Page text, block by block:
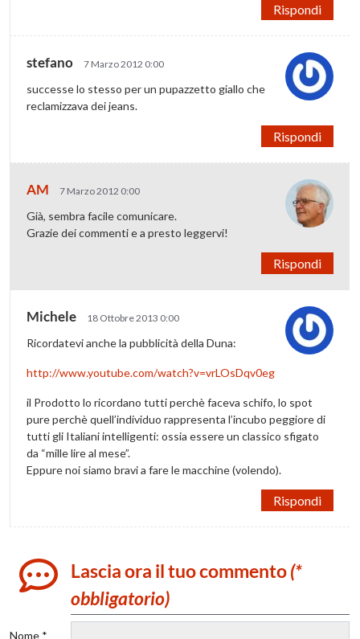
Rispondi
stefano 7 Marzo 2012 0:00
successe lo stesso per un pupazzetto giallo che
reclamizzava dei jeans.
Rispondi
AM 7 Marzo 2012 0:00
Già, sembra facile comunicare.
Grazie dei commenti e a presto leggervi!
Rispondi
Michele 18 Ottobre 2013 0:00
Ricordatevi anche la pubblicità della Duna:
http://www.youtube.com/watch?v=vrLOsDqv0eg
il Prodotto lo ricordano tutti perchè faceva schifo, lo spot
pure perchè quell’individuo rappresenta l’incubo peggiore di
tutti gli Italiani intelligenti: ossia essere un classico sfigato
da “mille lire al mese”.
Eppure noi siamo bravi a fare le macchine (volendo).
Rispondi
Lascia ora il tuo commento(*
obbligatorio)
Nome *